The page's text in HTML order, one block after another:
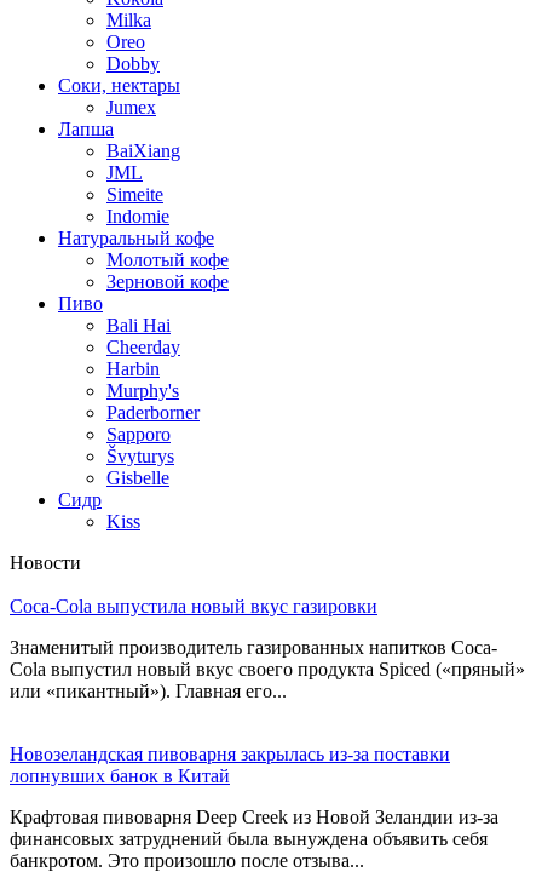
Milka
Oreo
Dobby
Соки, нектары
Jumex
Лапша
BaiXiang
JML
Simeite
Indomie
Натуральный кофе
Молотый кофе
Зерновой кофе
Пиво
Bali Hai
Cheerday
Harbin
Murphy's
Paderborner
Sapporo
Švyturys
Gisbelle
Сидр
Kiss
Новости
Coca-Cola выпустила новый вкус газировки
Знаменитый производитель газированных напитков Coca-
Cola выпустил новый вкус своего продукта Spiced («пряный»
или «пикантный»). Главная его...
Новозеландская пивоварня закрылась из-за поставки
лопнувших банок в Китай
Крафтовая пивоварня Deep Creek из Новой Зеландии из-за
финансовых затруднений была вынуждена объявить себя
банкротом. Это произошло после отзыва...